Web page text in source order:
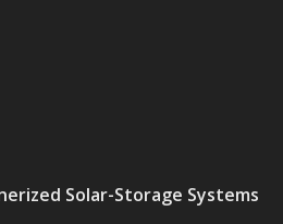
Solar-Storage Systems